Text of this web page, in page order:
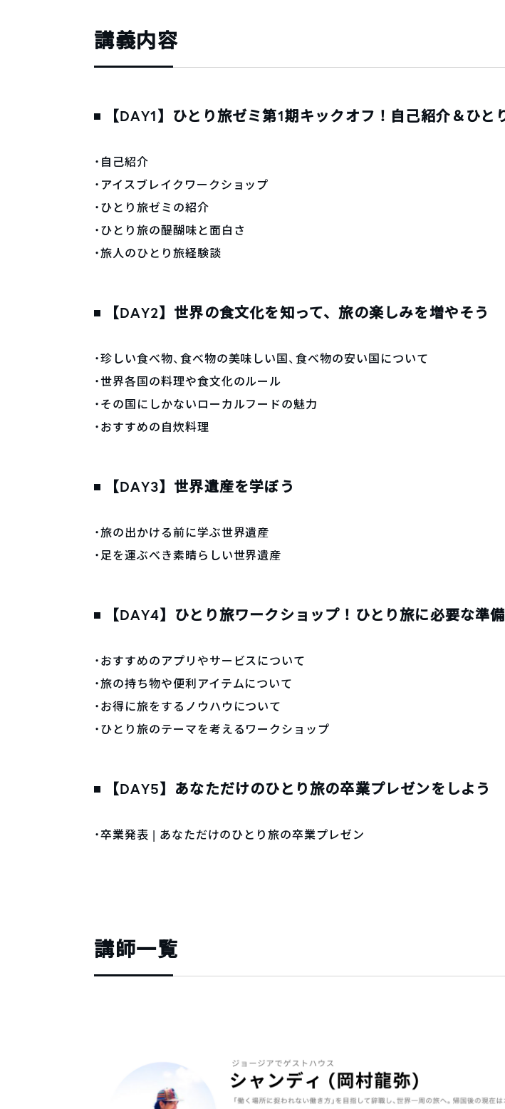
講義内容
【DAY1】ひとり旅ゼミ第1期キックオフ！自己紹介＆ひと
・自己紹介
・アイスブレイクワークショップ
・ひとり旅ゼミの紹介
・ひとり旅の醍醐味と面白さ
・旅人のひとり旅経験談
【DAY2】世界の食文化を知って、旅の楽しみを増やそう
・珍しい食べ物、食べ物の美味しい国、食べ物の安い国について
・世界各国の料理や食文化のルール
・その国にしかないローカルフードの魅力
・おすすめの自炊料理
【DAY3】世界遺産を学ぼう
・旅の出かける前に学ぶ世界遺産
・足を運ぶべき素晴らしい世界遺産
【DAY4】ひとり旅ワークショップ！ひとり旅に必要な準
・おすすめのアプリやサービスについて
・旅の持ち物や便利アイテムについて
・お得に旅をするノウハウについて
・ひとり旅のテーマを考えるワークショップ
【DAY5】あなただけのひとり旅の卒業プレゼンをしよう
・卒業発表 | あなただけのひとり旅の卒業プレゼン
講師一覧